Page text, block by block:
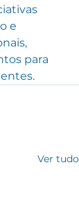
e
para
Ver tudo